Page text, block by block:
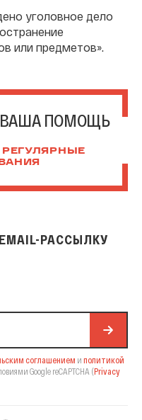
уголовное дело
или предметов».
ПОМОЩЬ
РАССЫЛКУ
соглашением и политикой
Google reCAPTCHA (Privacy